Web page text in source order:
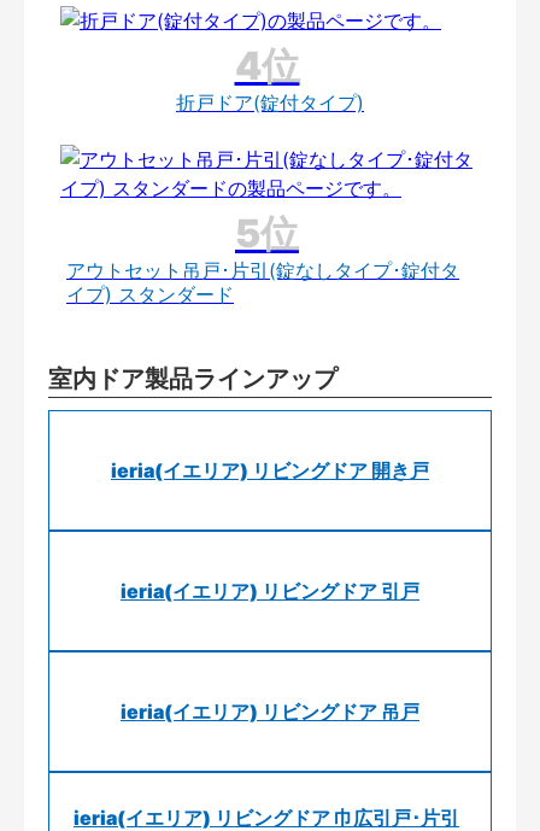
折戸ドア(錠付タイプ)
アウトセット吊戸･片引(錠なしタイプ･錠付タ
イプ) スタンダード
室内ドア製品ラインアップ
ieria(イエリア) リビングドア 開き戸
ieria(イエリア) リビングドア 引戸
ieria(イエリア) リビングドア 吊戸
ieria(イエリア) リビングドア 巾広引戸･片引